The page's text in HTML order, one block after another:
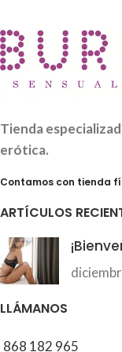
Tienda
erótica.
Contamos con tienda
ARTÍCULOS
LLÁMANOS
868 182 965